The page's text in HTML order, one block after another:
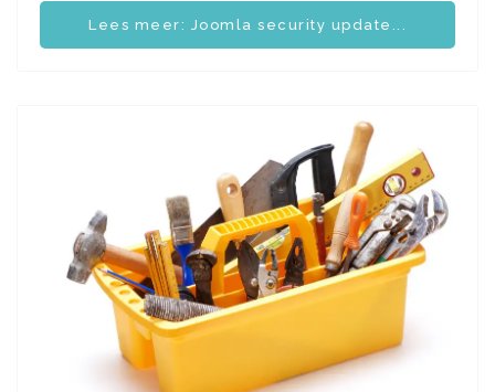
Lees meer: Joomla security update...